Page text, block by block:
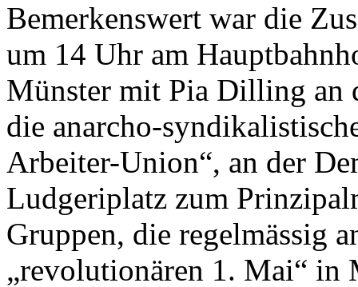
Bemerkenswert war die
um 14 Uhr am
Münster mit Pia Dilling an
die anarcho-
Arbeiter-Union“, an der
Ludgeriplatz zum
Gruppen, die regelmässig
„revolutionären 1. Mai“ in